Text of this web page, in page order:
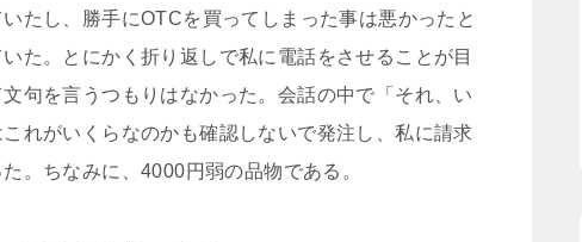
たし、勝手にOTCを買ってしまった事は悪かったと
た。とにかく折り返しで私に電話をさせることが目
句を言うつもりはなかった。会話の中で「それ、い
れがいくらなのかも確認しないで発注し、私に請求
。ちなみに、4000円弱の品物である。